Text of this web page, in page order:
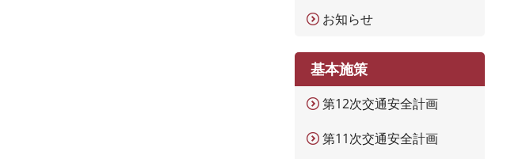
お知らせ
基本施策
第12次交通安全計画
第11次交通安全計画